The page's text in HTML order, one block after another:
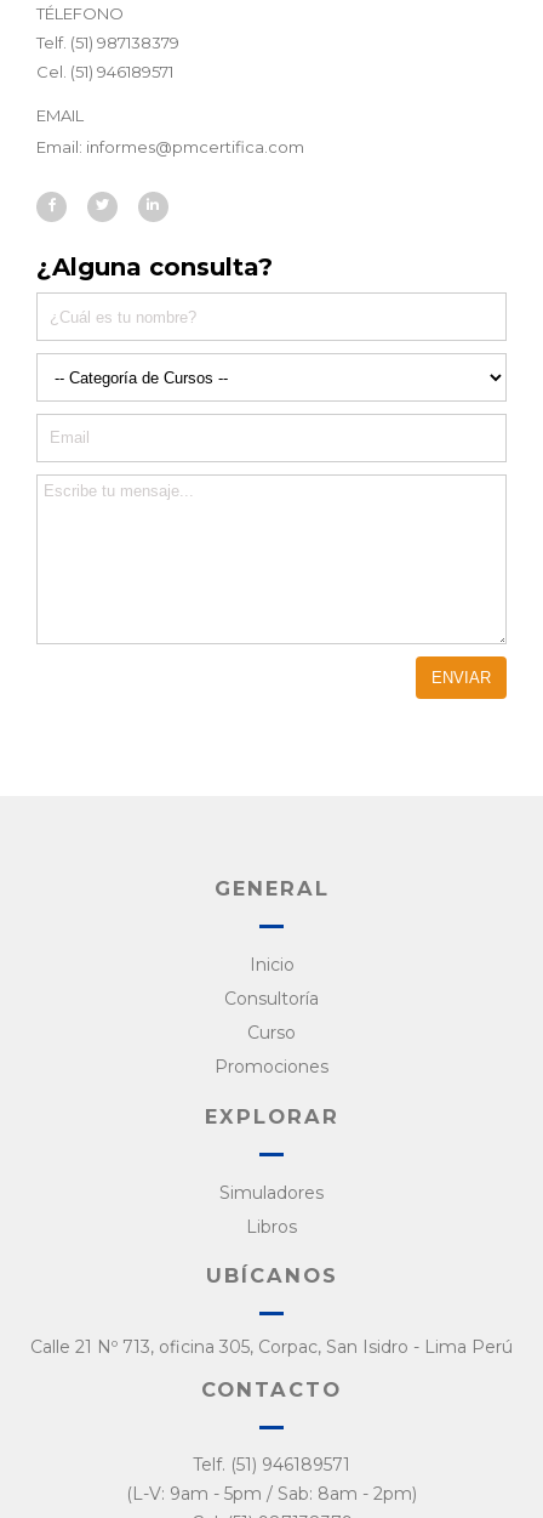
TÉLEFONO
Telf. (51) 987138379
Cel. (51) 946189571
EMAIL
Email: informes@pmcertifica.com
¿Alguna consulta?
GENERAL
Inicio
Consultoría
Curso
Promociones
EXPLORAR
Simuladores
Libros
UBÍCANOS
Calle 21 Nº 713, oficina 305, Corpac, San Isidro - Lima Perú
CONTACTO
Telf. (51) 946189571
(L-V: 9am - 5pm / Sab: 8am - 2pm)